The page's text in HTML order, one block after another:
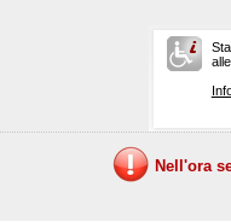
Nell'ora